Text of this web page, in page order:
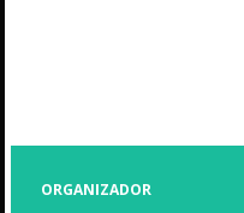
ORGANIZADOR